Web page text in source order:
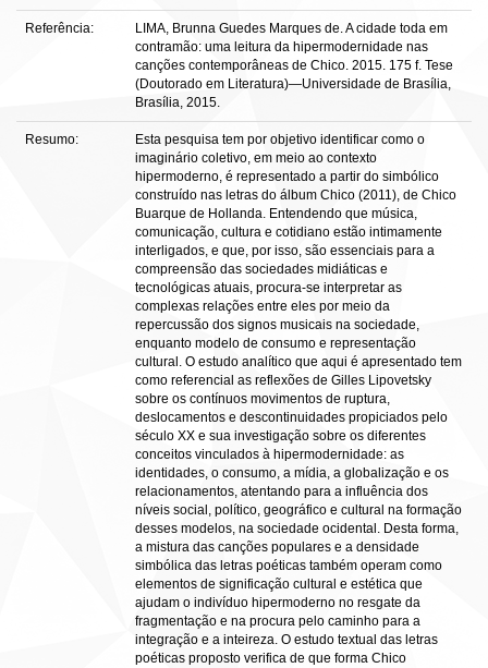
Referência:
LIMA, Brunna Guedes Marques de. A cidade toda em
contramão: uma leitura da hipermodernidade nas
canções contemporâneas de Chico. 2015. 175 f. Tese
(Doutorado em Literatura)—Universidade de Brasília,
Brasília, 2015.
Resumo:
Esta pesquisa tem por objetivo identificar como o
imaginário coletivo, em meio ao contexto
hipermoderno, é representado a partir do simbólico
construído nas letras do álbum Chico (2011), de Chico
Buarque de Hollanda. Entendendo que música,
comunicação, cultura e cotidiano estão intimamente
interligados, e que, por isso, são essenciais para a
compreensão das sociedades midiáticas e
tecnológicas atuais, procura-se interpretar as
complexas relações entre eles por meio da
repercussão dos signos musicais na sociedade,
enquanto modelo de consumo e representação
cultural. O estudo analítico que aqui é apresentado tem
como referencial as reflexões de Gilles Lipovetsky
sobre os contínuos movimentos de ruptura,
deslocamentos e descontinuidades propiciados pelo
século XX e sua investigação sobre os diferentes
conceitos vinculados à hipermodernidade: as
identidades, o consumo, a mídia, a globalização e os
relacionamentos, atentando para a influência dos
níveis social, político, geográfico e cultural na formação
desses modelos, na sociedade ocidental. Desta forma,
a mistura das canções populares e a densidade
simbólica das letras poéticas também operam como
elementos de significação cultural e estética que
ajudam o indivíduo hipermoderno no resgate da
fragmentação e na procura pelo caminho para a
integração e a inteireza. O estudo textual das letras
poéticas proposto verifica de que forma Chico